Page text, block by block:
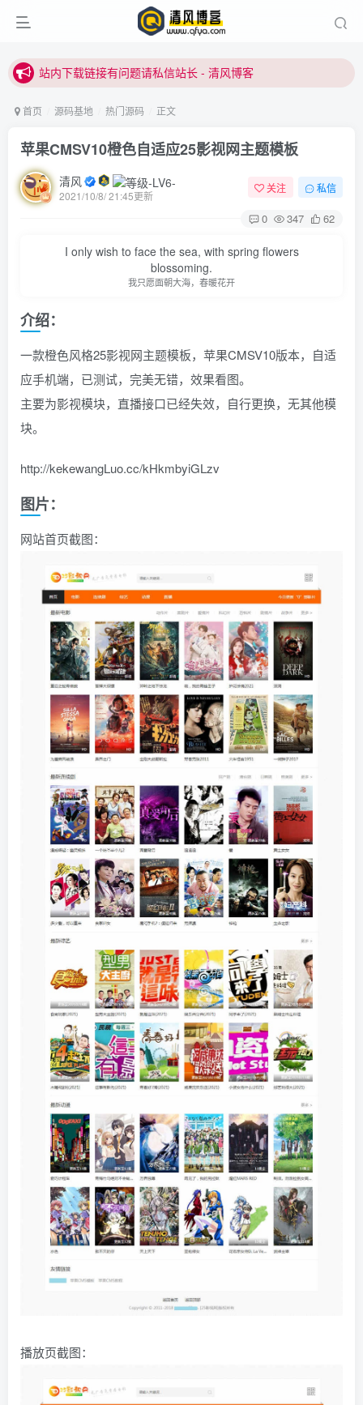
站内下载链接有问题请私信站长 - 清风博客
站内下载链接有问题请私信站长 - 清风博客
首页 源码基地 热门源码 正文
苹果CMSV10橙色自适应25影视网主题模板
清风
2021/10/8/ 21:45更新
关注 私信
0 347 62
I only wish to face the sea, with spring flowers
blossoming.
我只愿面朝大海，春暖花开
介绍：
一款橙色风格25影视网主题模板，苹果CMSV10版本，自适
应手机端，已测试，完美无错，效果看图。
主要为影视模块，直播接口已经失效，自行更换，无其他模
块。
http://kekewangLuo.cc/kHkmbyiGLzv
图片：
网站首页截图：
播放页截图：
登录
没有账号？立即注册
登录密码
记住登录 找回密码
社交账号登录
使用社交账号登录即表示同意